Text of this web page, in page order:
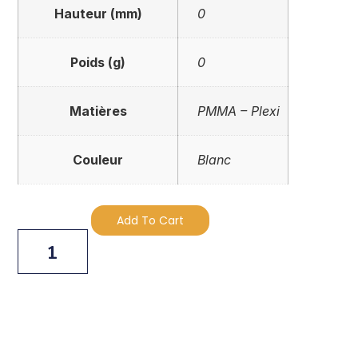
Hauteur (mm) 0
Poids (g) 0
Matières PMMA – Plexi
Couleur Blanc
Add To Cart